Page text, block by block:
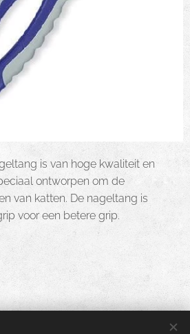
is van hoge kwaliteit en
ontworpen om de
van katten. De nageltang is
voor een betere grip.